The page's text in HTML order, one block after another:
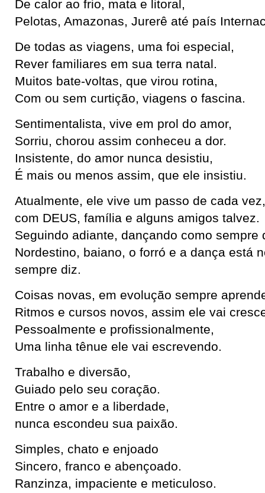
De calor ao frio, mata e litoral,
Pelotas, Amazonas, Jurerê até país
De todas as viagens, uma foi especial,
Rever familiares em sua terra natal.
Muitos bate-voltas, que virou rotina,
Com ou sem curtição, viagens o fascina.
Sentimentalista, vive em prol do amor,
Sorriu, chorou assim conheceu a dor.
Insistente, do amor nunca desistiu,
É mais ou menos assim, que ele insistiu.
Atualmente, ele vive um passo de cada vez,
com DEUS, família e alguns amigos talvez.
Seguindo adiante, dançando como sempre
Nordestino, baiano, o forró e a dança está
sempre diz.
Coisas novas, em evolução sempre
Ritmos e cursos novos, assim ele vai
Pessoalmente e profissionalmente,
Uma linha tênue ele vai escrevendo.
Trabalho e diversão,
Guiado pelo seu coração.
Entre o amor e a liberdade,
nunca escondeu sua paixão.
Simples, chato e enjoado
Sincero, franco e abençoado.
Ranzinza, impaciente e meticuloso.